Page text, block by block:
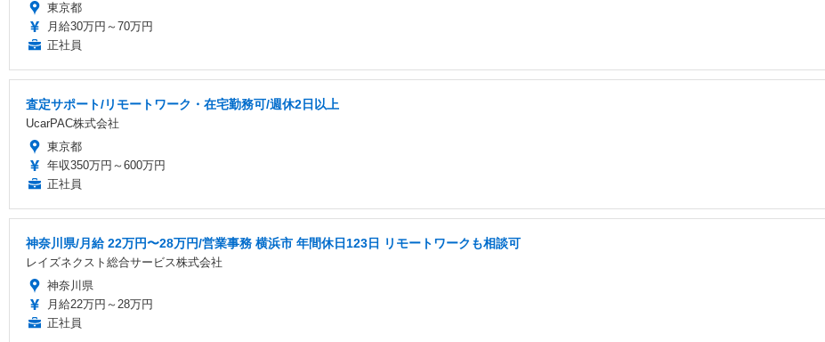
東京都
月給30万円～70万円
正社員
査定サポート/リモートワーク・在宅勤務可/週休2日以上
UcarPAC株式会社
東京都
年収350万円～600万円
正社員
神奈川県/月給 22万円〜28万円/営業事務 横浜市 年間休日123日 リモートワークも相談可
レイズネクスト総合サービス株式会社
神奈川県
月給22万円～28万円
正社員